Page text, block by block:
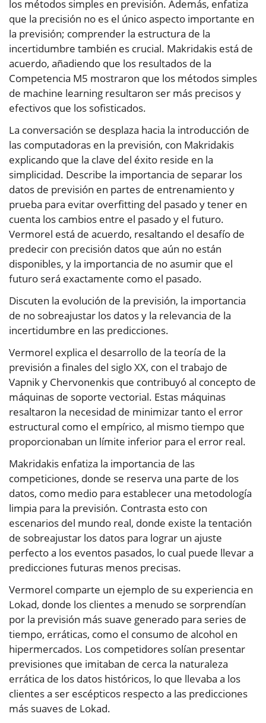
los métodos simples en previsión. Además, enfatiza
que la precisión no es el único aspecto importante en
la previsión; comprender la estructura de la
incertidumbre también es crucial. Makridakis está de
acuerdo, añadiendo que los resultados de la
Competencia M5 mostraron que los métodos simples
de machine learning resultaron ser más precisos y
efectivos que los sofisticados.
La conversación se desplaza hacia la introducción de
las computadoras en la previsión, con Makridakis
explicando que la clave del éxito reside en la
simplicidad. Describe la importancia de separar los
datos de previsión en partes de entrenamiento y
prueba para evitar overfitting del pasado y tener en
cuenta los cambios entre el pasado y el futuro.
Vermorel está de acuerdo, resaltando el desafío de
predecir con precisión datos que aún no están
disponibles, y la importancia de no asumir que el
futuro será exactamente como el pasado.
Discuten la evolución de la previsión, la importancia
de no sobreajustar los datos y la relevancia de la
incertidumbre en las predicciones.
Vermorel explica el desarrollo de la teoría de la
previsión a finales del siglo XX, con el trabajo de
Vapnik y Chervonenkis que contribuyó al concepto de
máquinas de soporte vectorial. Estas máquinas
resaltaron la necesidad de minimizar tanto el error
estructural como el empírico, al mismo tiempo que
proporcionaban un límite inferior para el error real.
Makridakis enfatiza la importancia de las
competiciones, donde se reserva una parte de los
datos, como medio para establecer una metodología
limpia para la previsión. Contrasta esto con
escenarios del mundo real, donde existe la tentación
de sobreajustar los datos para lograr un ajuste
perfecto a los eventos pasados, lo cual puede llevar a
predicciones futuras menos precisas.
Vermorel comparte un ejemplo de su experiencia en
Lokad, donde los clientes a menudo se sorprendían
por la previsión más suave generado para series de
tiempo, erráticas, como el consumo de alcohol en
hipermercados. Los competidores solían presentar
previsiones que imitaban de cerca la naturaleza
errática de los datos históricos, lo que llevaba a los
clientes a ser escépticos respecto a las predicciones
más suaves de Lokad.